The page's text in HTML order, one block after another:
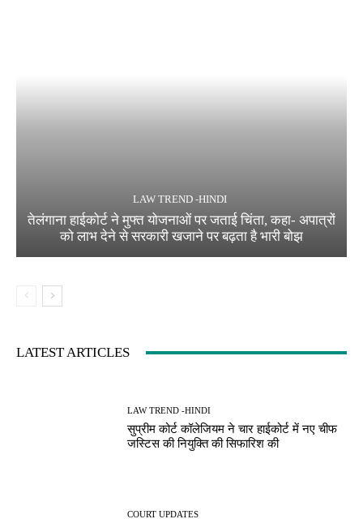
LAW TREND -HINDI
तेलंगाना हाईकोर्ट ने मुफ्त योजनाओं पर जताई चिंता, कहा- अपात्रों
को लाभ देने से सरकारी खजाने पर बढ़ता है भारी बोझ
LATEST ARTICLES
LAW TREND -HINDI
सुप्रीम कोर्ट कॉलेजियम ने चार हाईकोर्ट में नए चीफ
जस्टिस की नियुक्ति की सिफारिश की
COURT UPDATES